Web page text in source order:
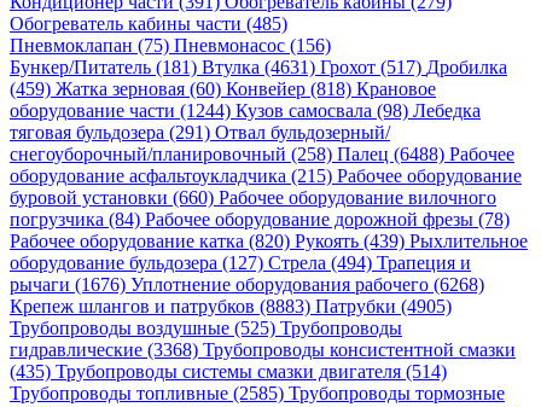
Обогреватель кабины части (485)
Пневмоклапан (75) Пневмонасос (156)
Бункер/Питатель (181) Втулка (4631) Грохот (517) Дробилка
(459) Жатка зерновая (60) Конвейер (818) Крановое
оборудование части (1244) Кузов самосвала (98) Лебедка
тяговая бульдозера (291) Отвал бульдозерный/
снегоуборочный/планировочный (258) Палец (6488) Рабочее
оборудование асфальтоукладчика (215) Рабочее оборудование
буровой установки (660) Рабочее оборудование вилочного
погрузчика (84) Рабочее оборудование дорожной фрезы (78)
Рабочее оборудование катка (820) Рукоять (439) Рыхлительное
оборудование бульдозера (127) Стрела (494) Трапеция и
рычаги (1676) Уплотнение оборудования рабочего (6268)
Крепеж шлангов и патрубков (8883) Патрубки (4905)
Трубопроводы воздушные (525) Трубопроводы
гидравлические (3368) Трубопроводы консистентной смазки
(435) Трубопроводы системы смазки двигателя (514)
Трубопроводы топливные (2585) Трубопроводы тормозные